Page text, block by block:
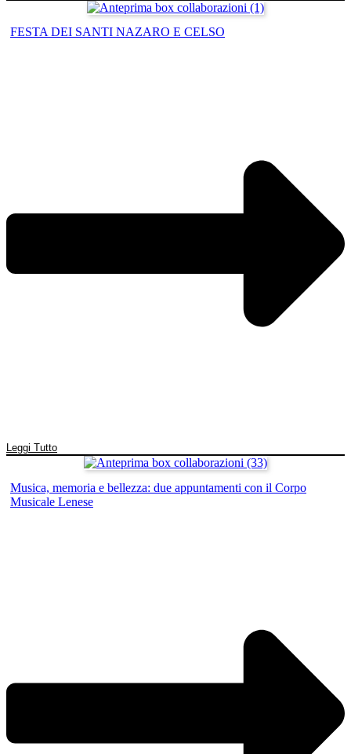
FESTA DEI SANTI NAZARO E CELSO
Leggi Tutto
Musica, memoria e bellezza: due appuntamenti con il Corpo
Musicale Lenese